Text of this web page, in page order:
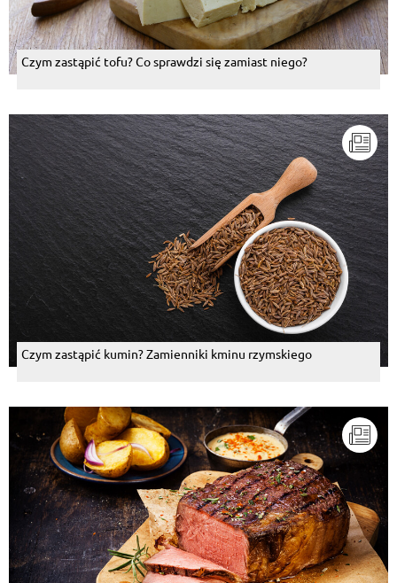
Czym zastąpić tofu? Co sprawdzi się zamiast niego?
Czym zastąpić kumin? Zamienniki kminu rzymskiego